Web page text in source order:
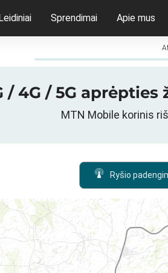
Sprendimai Apie mus
/ 4G / 5G
MTN Mobile korinis
Ryšio